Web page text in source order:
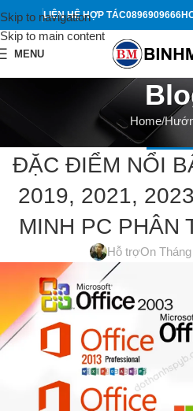
Skip to navigation
Skip to main content
LIÊN HỆ HỢP TÁC0896909666
MENU
Home
HƯỚNG
ĐẶC ĐIỂM NỔI
2019, 2021,
MINH PC PHÂN
Hỗ trợOn